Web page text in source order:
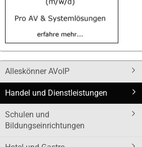
Alleskönner AVoIP
Handel und Dienstleistungen
Schulen und
Bildungseinrichtungen